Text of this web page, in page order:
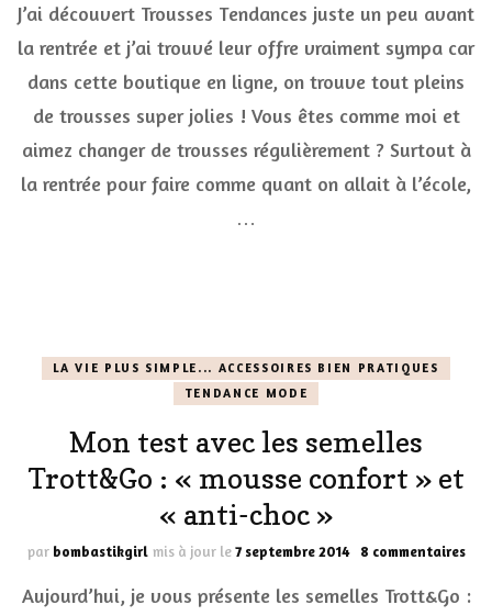
vous
faut
J’ai découvert Trousses Tendances juste un peu avant
la rentrée et j’ai trouvé leur offre vraiment sympa car
dans cette boutique en ligne, on trouve tout pleins
de trousses super jolies ! Vous êtes comme moi et
aimez changer de trousses régulièrement ? Surtout à
la rentrée pour faire comme quant on allait à l’école,
…
LA VIE PLUS SIMPLE... ACCESSOIRES BIEN PRATIQUES
TENDANCE MODE
Mon test avec les semelles
Trott&Go : « mousse confort » et
« anti-choc »
par bombastikgirl mis à jour le7 septembre 2014 8 commentairessur
test
Aujourd’hui, je vous présente les semelles Trott&Go :